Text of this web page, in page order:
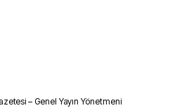
– Genel Yayın Yönetmeni